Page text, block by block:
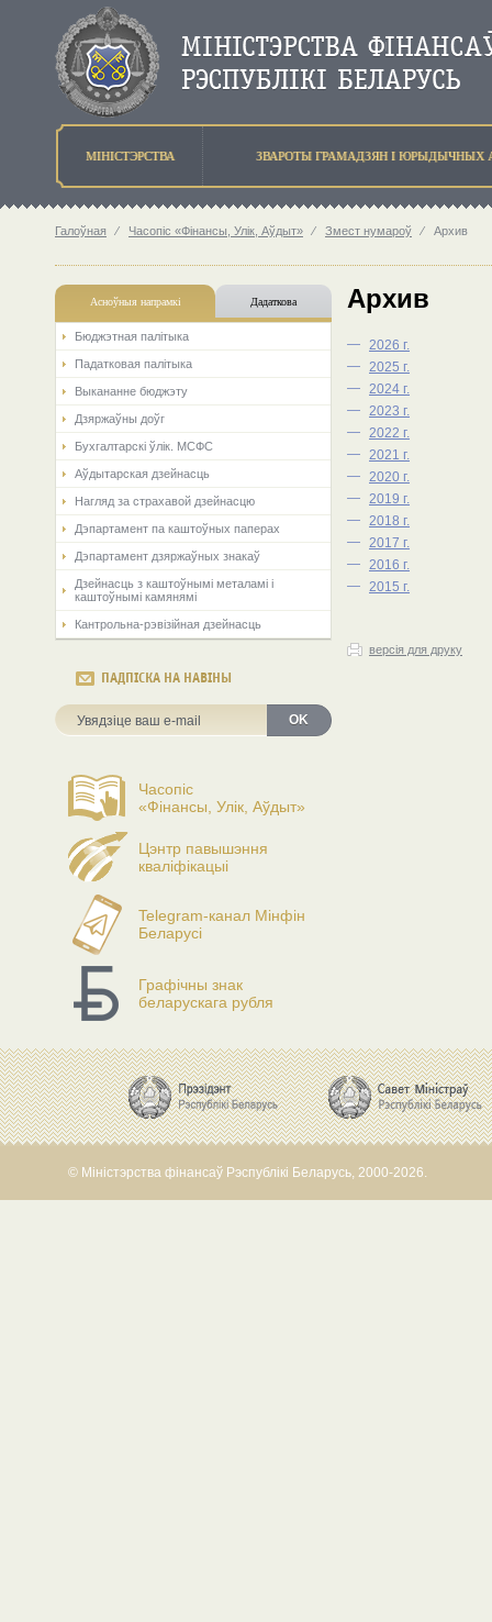
МIНIСТЭРСТВА ЗВАРОТЫ ГРАМАДЗЯН I ЮРЫДЫЧНЫХ
Галоўная ⁄ Часопіс «Фінансы, Улік, Аўдыт» ⁄ Змест нумароў ⁄ Архив
Асноўныя напрамкi Дадаткова
Бюджэтная палiтыка
Падатковая палітыка
Выкананне бюджэту
Дзяржаўны доўг
Бухгалтарскі ўлік. МСФС
Аўдытарская дзейнасць
Нагляд за страхавой дзейнасцю
Дэпартамент па каштоўных паперах
Дэпартамент дзяржаўных знакаў
Дзейнасць з каштоўнымі металамі і
каштоўнымі камянямі
Кантрольна-рэвізійная дзейнасць
ПАДПІСКА НА НАВІНЫ
OK
Часопіс
«Фінансы, Улік, Аўдыт»
Цэнтр павышэння
кваліфікацыі
Telegram-канал Мінфін
Беларусі
Графічны знак
беларускага рубля
Архив
—2026 г.
—2025 г.
—2024 г.
—2023 г.
—2022 г.
—2021 г.
—2020 г.
—2019 г.
—2018 г.
—2017 г.
—2016 г.
—2015 г.
версія для друку
© Міністэрства фінансаў Рэспублікі Беларусь, 2000-2026.